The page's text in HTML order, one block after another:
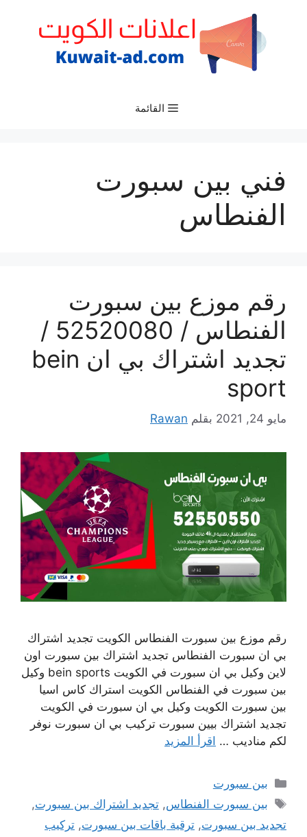
القائمة
فني بين سبورت
الفنطاس
رقم موزع بين سبورت
الفنطاس / 52520080 /
تجديد اشتراك بي ان bein
sport
مايو 24, 2021 بقلم Rawan
رقم موزع بين سبورت الفنطاس الكويت تجديد اشتراك
بي ان سبورت الفنطاس تجديد اشتراك بين سبورت اون
لاين وكيل بي ان سبورت في الكويت bein sports وكيل
بين سبورت في الفنطاس الكويت استراك كاس اسيا
بين سبورت الكويت وكيل بي ان سبورت في الكويت
تجديد اشتراك بيين سبورت تركيب بي ان سبورت نوفر
لكم مناديب … اقرأ المزيد
التصنيفات
بين سبورت
الوسوم
بين سبورت الفنطاس,تجديد اشتراك بين سبورت,
تجديد بين سبورت, ترقية باقات بين سبورت, تركيب